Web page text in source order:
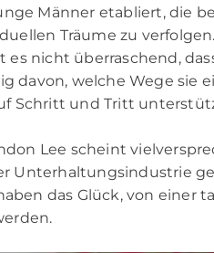
Männer etabliert, die
Träume zu
nicht überraschend,
davon, welche Wege sie
Schritt und Tritt
Lee scheint
Unterhaltungsindustrie
das Glück, von